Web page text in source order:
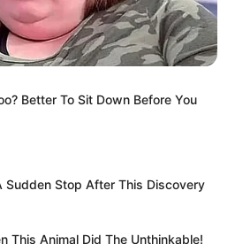
Better To Sit Down Before You
Sudden Stop After This Discovery
This Animal Did The Unthinkable!